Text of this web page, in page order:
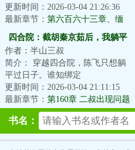
世故、爱情与哲理。
更新时间：2026-03-04 21:26:36
最新章节： 第六百六十三章、缅
甸难题，我来解决
四合院：截胡秦京茹后，我躺平
了
作者：半山三叔
简介： 穿越四合院，陈飞只想躺
平过日子。谁知绑定
“躺平人生系统”...
更新时间：2026-03-04 21:11:15
最新章节： 第160章 二叔出现问题
书名：